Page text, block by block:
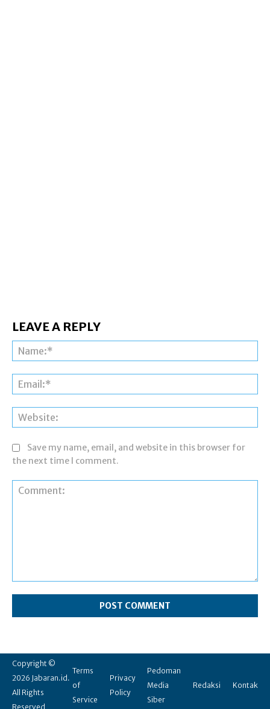
LEAVE A REPLY
Save my name, email, and website in this browser for
the next time I comment.
Copyright ©
2026 Jabaran.id.
All Rights
Reserved
Terms
of
Service
Privacy
Policy
Pedoman
Media
Siber
Redaksi Kontak